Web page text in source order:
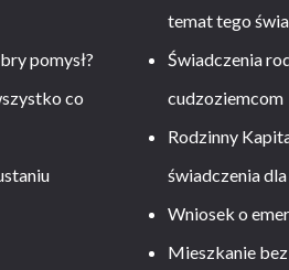
pomysł?
co
temat tego
Świadczenia
cudzoziemcom
Rodzinny
świadczenia
Wniosek o
Mieszkanie bez